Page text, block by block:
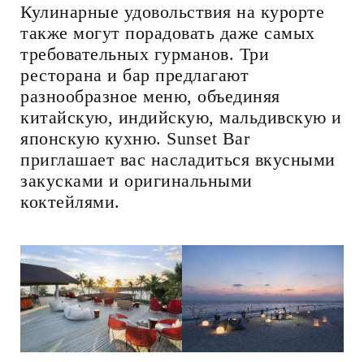
Кулинарные удовольствия на курорте
также могут порадовать даже самых
требовательных гурманов. Три
ресторана и бар предлагают
разнообразное меню, объединяя
китайскую, индийскую, мальдивскую и
японскую кухню. Sunset Ваr
приглашает вас насладиться вкусными
закусками и оригинальными
коктейлями.